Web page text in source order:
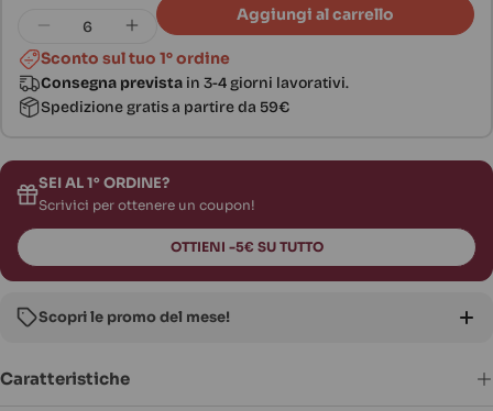
Diminuisci la quantità per NaturalPet
Aumenta la quantità per
Aggiungi al carrello
Sconto sul tuo 1° ordine
Consegna prevista in 3-4 giorni lavorativi.
Spedizione gratis a partire da 59€
SEI AL 1° ORDINE?
Scrivici per ottenere un coupon!
OTTIENI -5€ SU TUTTO
Scopri le promo del mese!
Caratteristiche